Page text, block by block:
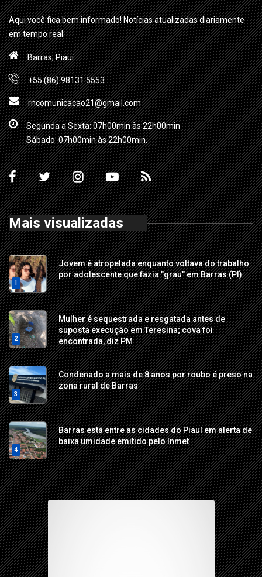
Aqui você fica bem informado! Notícias atualizadas diariamente
em tempo real.
Barras, Piauí
+55 (86) 98131 5553
rncomunicacao21@gmail.com
Segunda a Sexta: 07h00min às 22h00min
Sábado: 07h00min às 22h00min.
Mais visualizadas
1
Jovem é atropelada enquanto voltava do trabalho
por adolescente que fazia "grau" em Barras (PI)
2
Mulher é sequestrada e resgatada antes de
suposta execução em Teresina; cova foi
encontrada, diz PM
3
Condenado a mais de 8 anos por roubo é preso na
zona rural de Barras
4
Barras está entre as cidades do Piauí em alerta de
baixa umidade emitido pelo Inmet